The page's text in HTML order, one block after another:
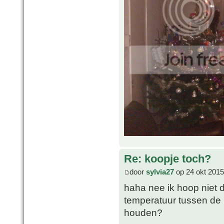
Re: koopje toch?
door sylvia27 op 24 okt
haha nee ik hoop niet
temperatuur tussen
houden?